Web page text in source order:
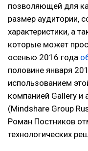
позволяющей для
размер аудитории,
характеристики, а
которые может
осенью 2016 года
половине января
использованием
компанией Gallery и
(Mindshare Group
Роман Постников
технологических